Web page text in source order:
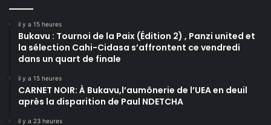
il y a 15 heures
Bukavu : Tournoi de la Paix (Édition 2) , Panzi united et
la sélection Cahi-Cidasa s’affrontent ce vendredi
dans un quart de finale
il y a 15 heures
CARNET NOIR: À Bukavu,l’aumônerie de l’UEA en deuil
après la disparition de Paul NDETCHA
il y a 23 heures